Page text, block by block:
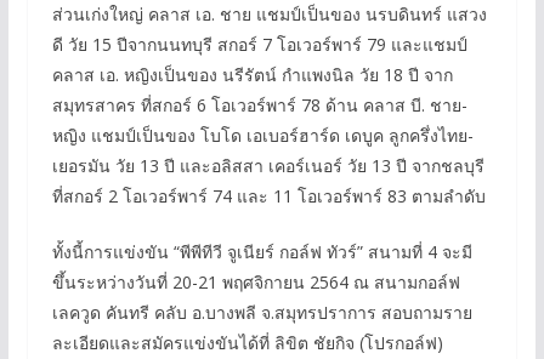
ส่วนเก่งใหญ่ คลาส เอ. ชาย แชมป์เป็นของ นรบดินทร์ แสวง
ดี วัย 15 ปีจากนนทบุรี สกอร์ 7 โอเวอร์พาร์ 79 และแชมป์
คลาส เอ. หญิงเป็นของ นรีรัตน์ กำแพงนิล วัย 18 ปี จาก
สมุทรสาคร ที่สกอร์ 6 โอเวอร์พาร์ 78 ด้าน คลาส บี. ชาย-
หญิง แชมป์เป็นของ โบโด เอเบอร์ฮาร์ด เดบูค ลูกครึ่งไทย-
เยอรมัน วัย 13 ปี และอลิสสา เคอร์เนอร์ วัย 13 ปี จากชลบุรี
ที่สกอร์ 2 โอเวอร์พาร์ 74 และ 11 โอเวอร์พาร์ 83 ตามลำดับ
ทั้งนี้การแข่งขัน “พีพีทีวี จูเนียร์ กอล์ฟ ทัวร์” สนามที่ 4 จะมี
ขึ้นระหว่างวันที่ 20-21 พฤศจิกายน 2564 ณ สนามกอล์ฟ
เลควูด คันทรี คลับ อ.บางพลี จ.สมุทรปราการ สอบถามราย
ละเอียดและสมัครแข่งขันได้ที่ ลิขิต ชัยกิจ (โปรกอล์ฟ)